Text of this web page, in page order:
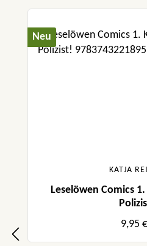
Neu
KATJA
Leselöwen Comics
9,95